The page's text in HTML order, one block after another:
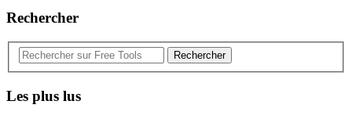
Rechercher
Rechercher
Les plus lus